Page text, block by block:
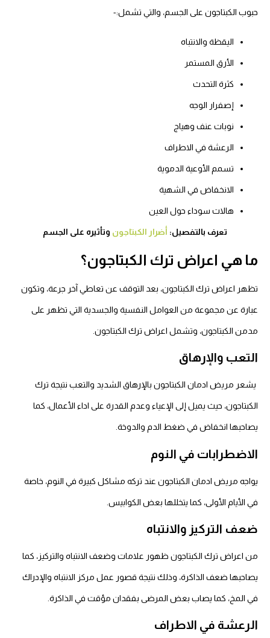
حبوب الكبتاجون على الجسم، والتي تشمل:-
اليقظة والانتباه
الأرق المستمر
كثرة التحدث
إصفرار الوجه
نوبات عنف وهياج
الرعشة في الاطراف
تسمم الأوعية الدموية
الانخفاض في الشهية
هالات سوداء حول العين
تعرف بالتفصيل: أضرار الكبتاجون وتأثيره على الجسم
ما هي اعراض ترك الكبتاجون؟
تظهر اعراض ترك الكبتاجون، بعد التوقف عن تعاطي آخر جرعة، وتكون
عبارة عن مجموعة من العوامل النفسية والجسدية التي تظهر على
مدمن الكبتاجون، وتشمل اعراض ترك الكبتاجون.
التعب والإرهاق
يشعر مريض ادمان الكبتاجون بالإرهاق الشديد والتعب نتيجة ترك
الكبتاجون، حيث يميل إلى الإعياء وعدم القدرة على اداء الأعمال، كما
يصاحبها انخفاض في ضغط الدم والدوخة.
الاضطرابات في النوم
يواجه مريض ادمان الكبتاجون عند تركه مشاكل كبيرة في النوم، خاصة
في الأيام الأولى، كما يتخللها بعض الكوابيس.
ضعف التركيز والانتباه
من اعراض ترك الكبتاجون ظهور علامات وضعف الانتباه والتركيز، كما
يصاحبها ضعف الذاكرة، وذلك نتيجة قصور عمل مركز الانتباه والإدراك
في المخ، كما يصاب بعض المرضى بفقدان مؤقت في الذاكرة.
الرعشة في الاطراف